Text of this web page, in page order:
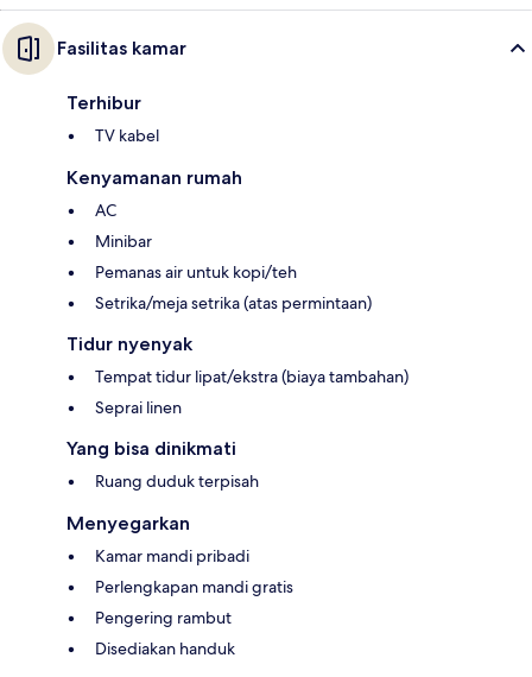
Fasilitas kamar
Terhibur
TV kabel
Kenyamanan rumah
AC
Minibar
Pemanas air untuk kopi/teh
Setrika/meja setrika (atas permintaan)
Tidur nyenyak
Tempat tidur lipat/ekstra (biaya tambahan)
Seprai linen
Yang bisa dinikmati
Ruang duduk terpisah
Menyegarkan
Kamar mandi pribadi
Perlengkapan mandi gratis
Pengering rambut
Disediakan handuk